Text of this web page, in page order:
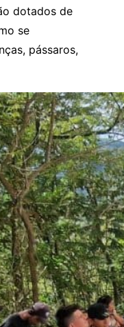
dotados de
se
pássaros,